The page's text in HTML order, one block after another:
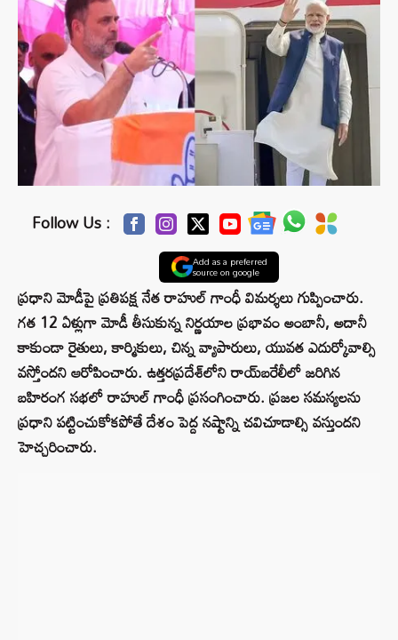
Follow Us :
Add as a preferred
source on google
ప్రధాని మోడీపై ప్రతిపక్ష నేత రాహుల్ గాంధీ విమర్శలు గుప్పించారు.
గత 12 ఏళ్లుగా మోడీ తీసుకున్న నిర్ణయాల ప్రభావం అంబానీ, అదానీ
కాకుండా రైతులు, కార్మికులు, చిన్న వ్యాపారులు, యువత ఎదుర్కోవాల్సి
వస్తోందని ఆరోపించారు. ఉత్తరప్రదేశ్‌లోని రాయ్‌బరేలీలో జరిగిన
బహిరంగ సభలో రాహుల్ గాంధీ ప్రసంగించారు. ప్రజల సమస్యలను
ప్రధాని పట్టించుకోకపోతే దేశం పెద్ద నష్టాన్ని చవిచూడాల్సి వస్తుందని
హెచ్చరించారు.